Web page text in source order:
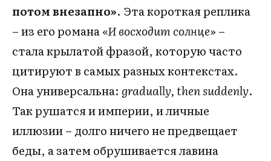
потом внезапно». Эта короткая реплика
– из его романа«И восходит солнце» –
стала крылатой фразой, которую часто
цитируют в самых разных контекстах.
Она универсальна: gradually, then suddenly.
Так рушатся и империи, и личные
иллюзии – долго ничего не предвещает
беды, а затем обрушивается лавина